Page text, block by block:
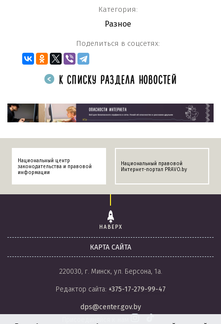
Категория:
Разное
Поделиться в соцсетях:
К СПИСКУ РАЗДЕЛА НОВОСТЕЙ
Национальный центр
законодательства и правовой
информации
Национальный правовой
Интернет-портал PRAVO.by
НАВЕРХ
КАРТА САЙТА
220030, г. Минск, ул. Берсона, 1а.
Редактор сайта: +375-17-279-99-47
dps@center.gov.by